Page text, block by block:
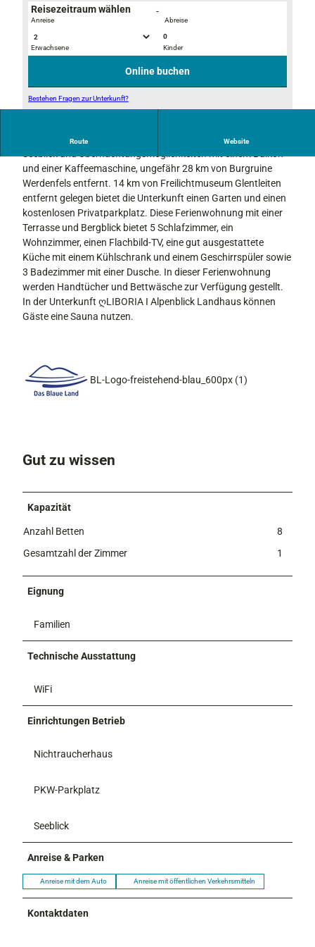
0
4
4
7
1
4
2
-
H
D
R
-
2
D
S
4
0
-
H
D
R
Reisezeitraum wählen
Anreise
-
Abreise
Erwachsene
0
Kinder
Online buchen
Bestehen Fragen zur Unterkunft?
Route Website
Die Unterkunft ღLIBORIA I Alpenblick Landhaus verfügt über
und einer Kaffeemaschine, ungefähr 28 km von Burgruine
Werdenfels entfernt. 14 km von Freilichtmuseum Glentleiten
entfernt gelegen bietet die Unterkunft einen Garten und einen
kostenlosen Privatparkplatz. Diese Ferienwohnung mit einer
Terrasse und Bergblick bietet 5 Schlafzimmer, ein
Wohnzimmer, einen Flachbild-TV, eine gut ausgestattete
Küche mit einem Kühlschrank und einem Geschirrspüler sowie
3 Badezimmer mit einer Dusche. In dieser Ferienwohnung
werden Handtücher und Bettwäsche zur Verfügung gestellt.
In der Unterkunft ღLIBORIA I Alpenblick Landhaus können
Gäste eine Sauna nutzen.
BL-Logo-freistehend-blau_600px (1)
Gut zu wissen
Kapazität
Anzahl Betten
8
Gesamtzahl der Zimmer
1
Eignung
Familien
Technische Ausstattung
WiFi
Einrichtungen Betrieb
Nichtraucherhaus
PKW-Parkplatz
Seeblick
Anreise & Parken
Anreise mit dem Auto Anreise mit öffentlichen Verkehrsmitteln
Kontaktdaten